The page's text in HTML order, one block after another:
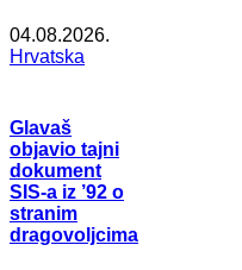
04.08.2026.
Hrvatska
Glavaš
objavio tajni
dokument
SIS-a iz ’92 o
stranim
dragovoljcima